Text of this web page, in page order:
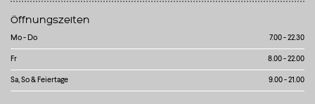
Öffnungszeiten
Mo - Do 7.00 - 22.30
Fr 8.00 - 22.00
Sa, So & Feiertage 9.00 - 21.00